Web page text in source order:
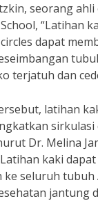
seorang
“Latihan
dapat
terjatuh dan
latihan
sirkulasi
Dr. Melina
kaki
ke seluruh tubuh
jantung